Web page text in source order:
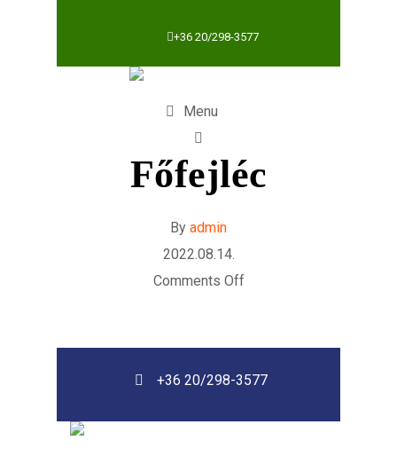
+36 20/298-3577
Menu
Főfejléc
By admin
2022.08.14.
Comments Off
+36 20/298-3577